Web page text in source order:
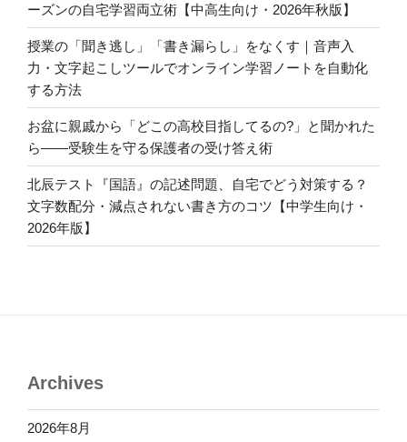
ーズンの自宅学習両立術【中高生向け・2026年秋版】
授業の「聞き逃し」「書き漏らし」をなくす｜音声入
力・文字起こしツールでオンライン学習ノートを自動化
する方法
お盆に親戚から「どこの高校目指してるの?」と聞かれた
ら――受験生を守る保護者の受け答え術
北辰テスト『国語』の記述問題、自宅でどう対策する？
文字数配分・減点されない書き方のコツ【中学生向け・
2026年版】
Archives
2026年8月